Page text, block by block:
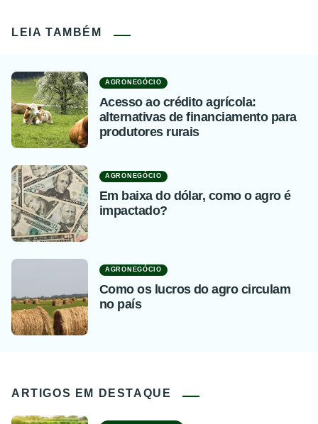
LEIA TAMBÉM
AGRONEGÓCIO
Acesso ao crédito agrícola:
alternativas de financiamento para
produtores rurais
AGRONEGÓCIO
Em baixa do dólar, como o agro é
impactado?
AGRONEGÓCIO
Como os lucros do agro circulam
no país
ARTIGOS EM DESTAQUE